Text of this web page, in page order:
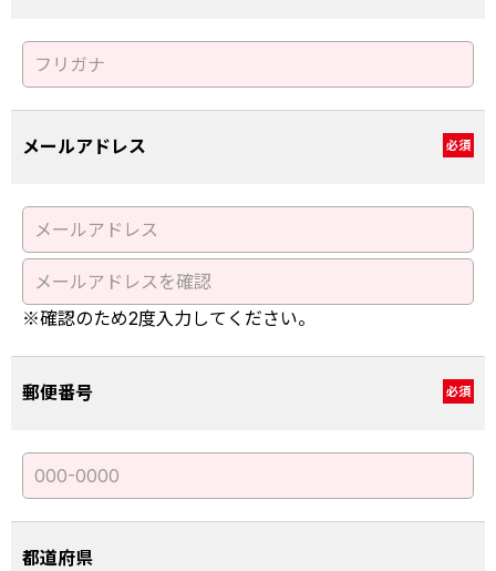
メールアドレス 必須
※確認のため2度入力してください。
郵便番号 必須
都道府県